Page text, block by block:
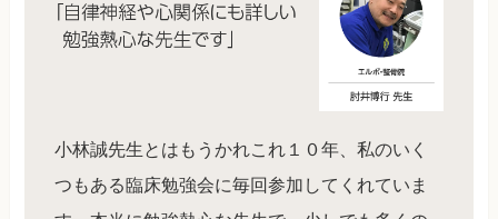
小林誠先生とはもうかれこれ１０年、私のいく
つもある臨床勉強会に毎回参加してくれていま